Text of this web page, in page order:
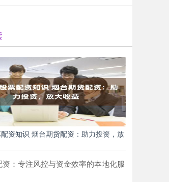
资知识 烟台期货配资：助力投资，放
资：专注风控与资金效率的本地化服